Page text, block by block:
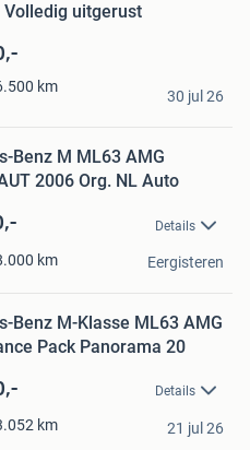
Volledig uitgerust
km
30 jul 26
Benz M ML63 AMG
4MATIC AUT 2006 Org. NL Auto
Details
km Eergisteren
Benz M-Klasse ML63 AMG
Pack Panorama 20
Details
km 21 jul 26